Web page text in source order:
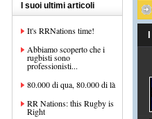
I suoi ultimi articoli
It's RRNations time!
Abbiamo scoperto che i
rugbisti sono
professionisti...
80.000 di qua, 80.000 di là
RR Nations: this Rugby is
Right